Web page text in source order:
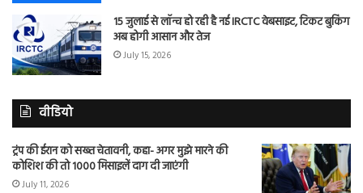
15 जुलाई से लॉन्च हो रही है नई IRCTC वेबसाइट, टिकट बुकिंग
अब होगी आसान और तेज
July 15, 2026
वीडियो
ट्रंप की ईरान को सख्त चेतावनी, कहा- अगर मुझे मारने की
कोशिश की तो 1000 मिसाइलें दाग दी जाएंगी
July 11, 2026